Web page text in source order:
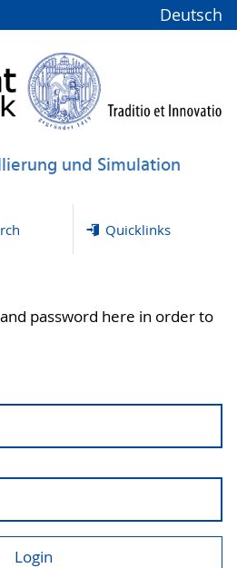
Deutsch
und Simulation
Quicklinks
password here in order to